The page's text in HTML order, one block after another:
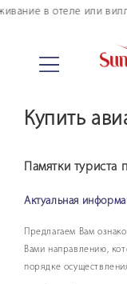
в отеле или вилле,
Купить
Памятки туриста
Актуальная
Предлагаем Вам
Вами направлению,
порядке